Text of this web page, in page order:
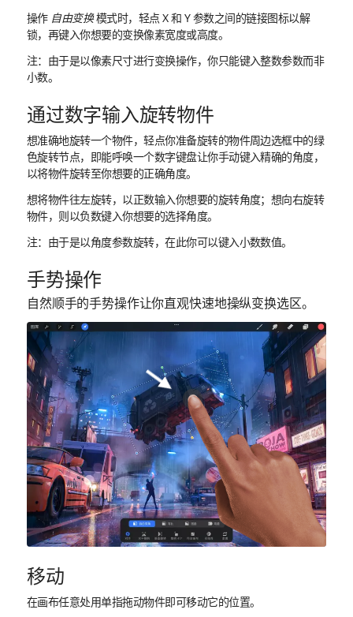
操作 自由变换模式时，轻点 X 和 Y 参数之间的链接图标以解
锁，再键入你想要的变换像素宽度或高度。
注：由于是以像素尺寸进行变换操作，你只能键入整数参数而非
小数。
通过数字输入旋转物件
想准确地旋转一个物件，轻点你准备旋转的物件周边选框中的绿
色旋转节点，即能呼唤一个数字键盘让你手动键入精确的角度，
以将物件旋转至你想要的正确角度。
想将物件往左旋转，以正数输入你想要的旋转角度；想向右旋转
物件，则以负数键入你想要的选择角度。
注：由于是以角度参数旋转，在此你可以键入小数数值。
手势操作
自然顺手的手势操作让你直观快速地操纵变换选区。
移动
在画布任意处用单指拖动物件即可移动它的位置。